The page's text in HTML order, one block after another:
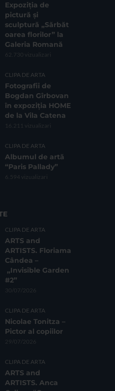
Expoziția de
pictură și
sculptură „Sărbăt
oarea florilor” la
Galeria Romană
62.730 vizualizari
CLIPA DE ARTA
Fotografii de
Bogdan Gîrbovan
în expoziția HOME
de la Vila Catena
16.211 vizualizari
CLIPA DE ARTA
Albumul de artă
“Paris Pallady”
6.594 vizualizari
CLIPA DE ARTA
ARTS and
ARTISTS. Floriama
Cândea –
„Invisible Garden
#2”
30/07/2026
CLIPA DE ARTA
Nicolae Tonitza –
Pictor al copiilor
29/07/2026
CLIPA DE ARTA
ARTS and
ARTISTS. Anca